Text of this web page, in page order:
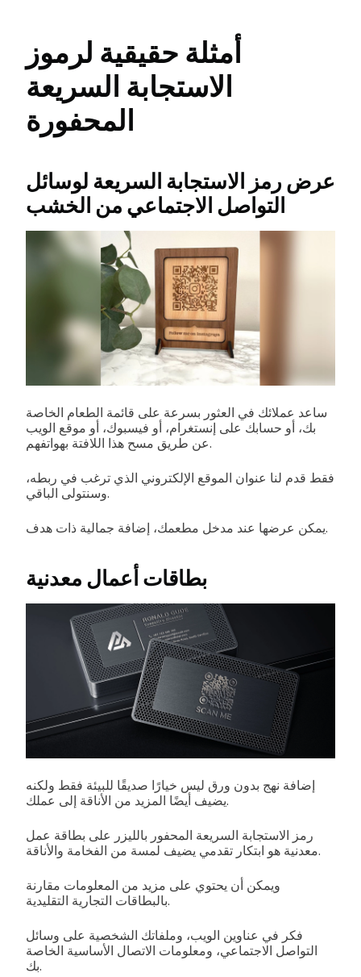
أمثلة حقيقية لرموز
الاستجابة السريعة
المحفورة
عرض رمز الاستجابة السريعة لوسائل
التواصل الاجتماعي من الخشب
ساعد عملائك في العثور بسرعة على قائمة الطعام الخاصة
بك، أو حسابك على إنستغرام، أو فيسبوك، أو موقع الويب
عن طريق مسح هذا اللافتة بهواتفهم.
فقط قدم لنا عنوان الموقع الإلكتروني الذي ترغب في ربطه،
وسنتولى الباقي.
يمكن عرضها عند مدخل مطعمك، إضافة جمالية ذات هدف.
بطاقات أعمال معدنية
إضافة نهج بدون ورق ليس خيارًا صديقًا للبيئة فقط ولكنه
يضيف أيضًا المزيد من الأناقة إلى عملك.
رمز الاستجابة السريعة المحفور بالليزر على بطاقة عمل
معدنية هو ابتكار تقدمي يضيف لمسة من الفخامة والأناقة.
ويمكن أن يحتوي على مزيد من المعلومات مقارنة
بالبطاقات التجارية التقليدية.
فكر في عناوين الويب، وملفاتك الشخصية على وسائل
التواصل الاجتماعي، ومعلومات الاتصال الأساسية الخاصة
بك.